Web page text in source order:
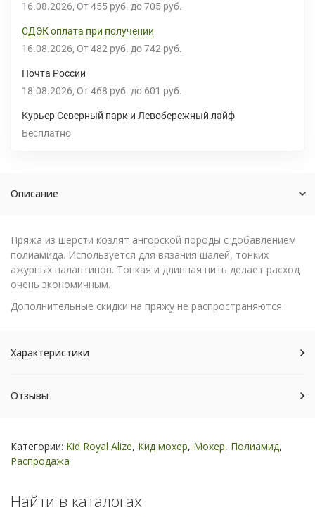
16.08.2026 От 455 руб. до 705 руб.
СДЭК оплата при получении
16.08.2026 От 482 руб. до 742 руб.
Почта России
18.08.2026 От 468 руб. до 601 руб.
Курьер Северный парк и Левобережный лайф
Бесплатно
Описание
Пряжа из шерсти козлят ангорской породы с добавлением
полиамида. Используется для вязания шалей, тонких
ажурных палантинов. Тонкая и длинная нить делает расход
очень экономичным.
Дополнительные скидки на пряжу не распространяются.
Характеристики
Отзывы
Категории: Kid Royal Alize, Кид мохер, Мохер, Полиамид,
Распродажа
Найти в каталогах